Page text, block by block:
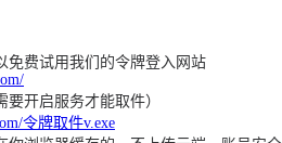
免费试用我们的令牌登入网站
开启服务才能取件）
令牌取件v.exe